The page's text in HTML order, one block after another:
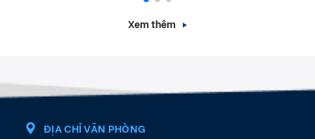
Xem thêm
ĐỊA CHỈ VĂN PHÒNG